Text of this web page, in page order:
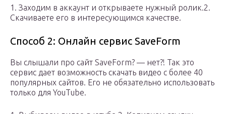
1. Заходим в аккаунт и открываете нужный ролик.2.
Скачиваете его в интересующимся качестве.
Способ 2: Онлайн сервис SaveForm
Вы слышали про сайт SaveForm? — нет?! Так это
сервис дает возможность скачать видео с более 40
популярных сайтов. Его не обязательно использовать
только для YouTube.